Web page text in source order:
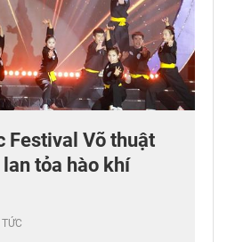
Festival Võ thuật
tỏa hào khí